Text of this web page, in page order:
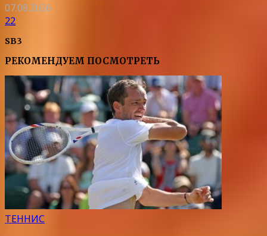
07.08.2026
22
SB3
РЕКОМЕНДУЕМ ПОСМОТРЕТЬ
ТЕННИС